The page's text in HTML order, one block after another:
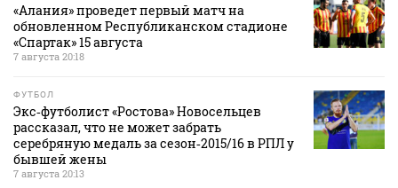
«Алания» проведет первый матч на
обновленном Республиканском стадионе
«Спартак» 15 августа
7 августа 20:18
ФУТБОЛ
Экс‑футболист «Ростова» Новосельцев
рассказал, что не может забрать
серебряную медаль за сезон‑2015/16 в РПЛ у
бывшей жены
7 августа 20:13